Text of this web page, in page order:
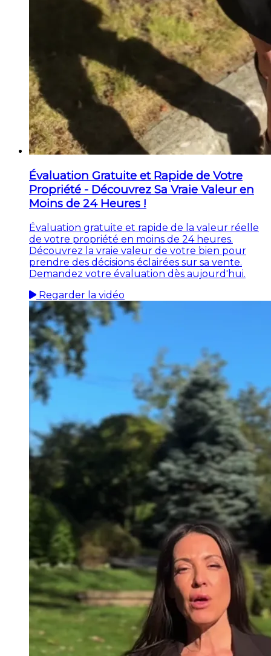
Évaluation Gratuite et Rapide de Votre
Propriété - Découvrez Sa Vraie Valeur en
Moins de 24 Heures !
Évaluation gratuite et rapide de la valeur réelle
de votre propriété en moins de 24 heures.
Découvrez la vraie valeur de votre bien pour
prendre des décisions éclairées sur sa vente.
Demandez votre évaluation dès aujourd'hui.
Regarder la vidéo